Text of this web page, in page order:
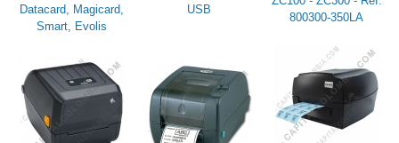
Datacard, Magicard,
Smart, Evolis
USB
800300-350LA